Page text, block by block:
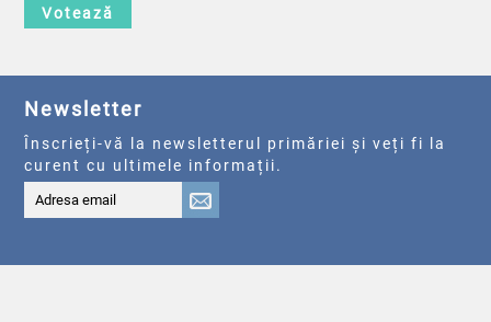
Votează
Newsletter
Înscrieți-vă la newsletterul primăriei și veți fi la
curent cu ultimele informații.